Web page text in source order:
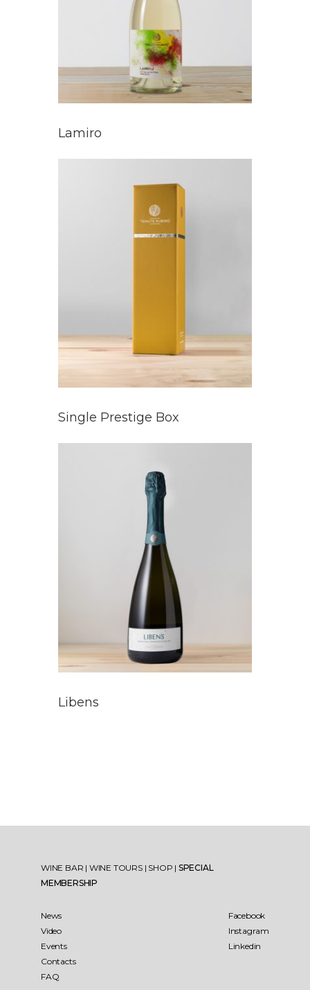
Lamiro
Single Prestige Box
Libens
WINE BAR | WINE TOURS | SHOP | SPECIAL
MEMBERSHIP
News
Video
Events
Contacts
FAQ
Facebook
Instagram
Linkedin